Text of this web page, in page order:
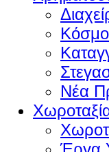
Νέα